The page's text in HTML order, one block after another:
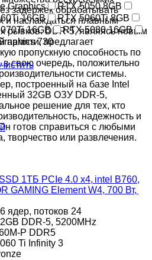
задержек обрабатывать
наслаждаться плавным
рывков. DDR-5, являясь новым
памяти, предлагает
пропускную способность по
свою очередь, положительно
системы.
построенный на базе Intel
32GB ОЗУ DDR-5,
решение для тех, кто
надежность и
готов справиться с любыми
творчество или развлечения.
Graphics
RTX 5050 8GB
16GB
RTX 5060Ti 8GB
16GB
RTX 5080 16GB
730
1ТБ PCIe 4.0 x4, intel B760,
GAMING Element W4, 700 Вт,
ядер, потоков 24
DDR-5, 5200MHz
P DDR5
Ti Infinity 3